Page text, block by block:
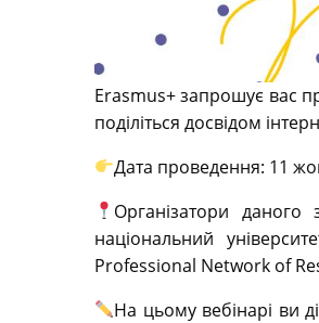
Erasmus+ запрошує вас
поділіться досвідом
Дата проведення: 11
Організатори даного
національний
Professional Network of
На цьому вебінарі ви